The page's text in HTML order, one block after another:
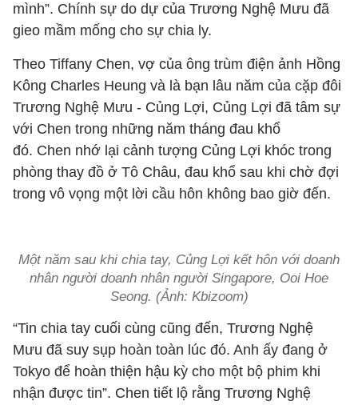
mình”. Chính sự do dự của Trương Nghệ Mưu đã
gieo mầm mống cho sự chia ly.
Theo Tiffany Chen, vợ của ông trùm điện ảnh Hồng
Kông Charles Heung và là bạn lâu năm của cặp đôi
Trương Nghệ Mưu - Củng Lợi, Củng Lợi đã tâm sự
với Chen trong những năm tháng đau khổ
đó. Chen nhớ lại cảnh tượng Củng Lợi khóc trong
phòng thay đồ ở Tô Châu, đau khổ sau khi chờ đợi
trong vô vọng một lời cầu hôn không bao giờ đến.
Một năm sau khi chia tay, Củng Lợi kết hôn với doanh
nhân người doanh nhân người Singapore, Ooi Hoe
Seong. (Ảnh: Kbizoom)
“Tin chia tay cuối cùng cũng đến, Trương Nghệ
Mưu đã suy sụp hoàn toàn lúc đó. Anh ấy đang ở
Tokyo để hoàn thiện hậu kỳ cho một bộ phim khi
nhận được tin”. Chen tiết lộ rằng Trương Nghệ